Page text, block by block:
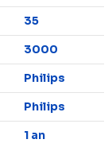
35
3000
Philips
Philips
1 an